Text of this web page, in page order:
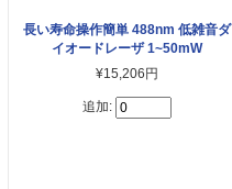
長い寿命操作簡単 488nm 低雑音ダ
イオードレーザ 1~50mW
¥15,206円
追加: